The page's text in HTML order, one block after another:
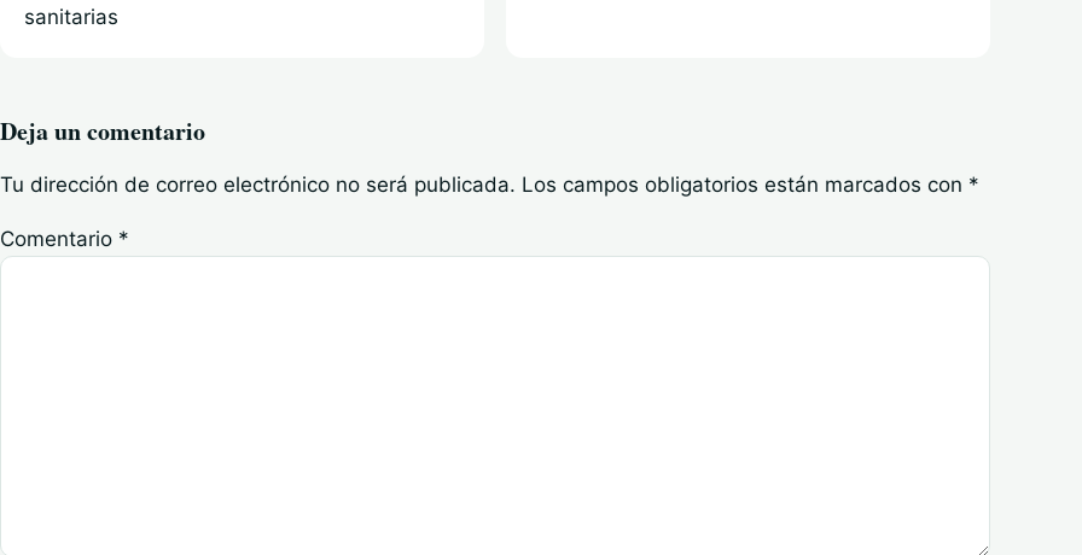
sanitarias
Deja un comentario
Tu dirección de correo electrónico no será publicada. Los campos obligatorios están marcados con *
Comentario *